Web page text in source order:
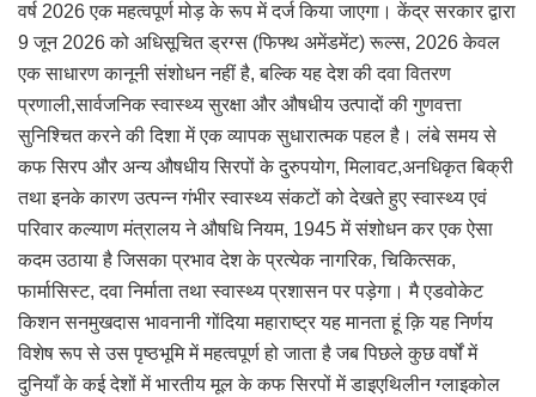
वर्ष 2026 एक महत्वपूर्ण मोड़ के रूप में दर्ज किया जाएगा। केंद्र सरकार द्वारा
9 जून 2026 को अधिसूचित ड्रग्स (फिफ्थ अमेंडमेंट) रूल्स, 2026 केवल
एक साधारण कानूनी संशोधन नहीं है, बल्कि यह देश की दवा वितरण
प्रणाली,सार्वजनिक स्वास्थ्य सुरक्षा और औषधीय उत्पादों की गुणवत्ता
सुनिश्चित करने की दिशा में एक व्यापक सुधारात्मक पहल है। लंबे समय से
कफ सिरप और अन्य औषधीय सिरपों के दुरुपयोग, मिलावट,अनधिकृत बिक्री
तथा इनके कारण उत्पन्न गंभीर स्वास्थ्य संकटों को देखते हुए स्वास्थ्य एवं
परिवार कल्याण मंत्रालय ने औषधि नियम, 1945 में संशोधन कर एक ऐसा
कदम उठाया है जिसका प्रभाव देश के प्रत्येक नागरिक, चिकित्सक,
फार्मासिस्ट, दवा निर्माता तथा स्वास्थ्य प्रशासन पर पड़ेगा। मै एडवोकेट
किशन सनमुखदास भावनानी गोंदिया महाराष्ट्र यह मानता हूं क़ि यह निर्णय
विशेष रूप से उस पृष्ठभूमि में महत्वपूर्ण हो जाता है जब पिछले कुछ वर्षों में
दुनियाँ के कई देशों में भारतीय मूल के कफ सिरपों में डाइएथिलीन ग्लाइकोल